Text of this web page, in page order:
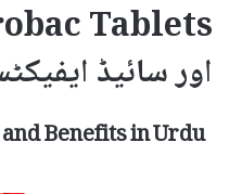
اور سائیڈ
Benefits in Urdu